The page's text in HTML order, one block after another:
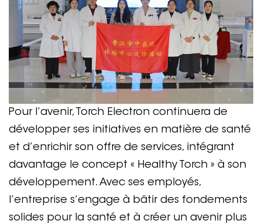
Pour l’avenir, Torch Electron continuera de
développer ses initiatives en matière de santé
et d’enrichir son offre de services, intégrant
davantage le concept « Healthy Torch » à son
développement. Avec ses employés,
l’entreprise s’engage à bâtir des fondements
solides pour la santé et à créer un avenir plus